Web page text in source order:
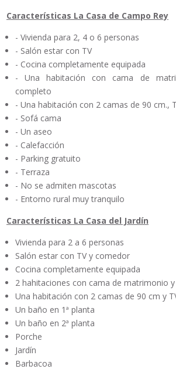
Características La Casa de Campo Rey
- Vivienda para 2, 4 o 6 personas
- Salón estar con TV
- Cocina completamente equipada
- Una habitación con cama de
completo
- Una habitación con 2 camas de 90 cm.,
- Sofá cama
- Un aseo
- Calefacción
- Parking gratuito
- Terraza
- No se admiten mascotas
- Entorno rural muy tranquilo
Características La Casa del Jardín
Vivienda para 2 a 6 personas
Salón estar con TV y comedor
Cocina completamente equipada
2 hahitaciones con cama de matrimonio y
Una habitación con 2 camas de 90 cm y
Un baño en 1ª planta
Un baño en 2ª planta
Porche
Jardín
Barbacoa